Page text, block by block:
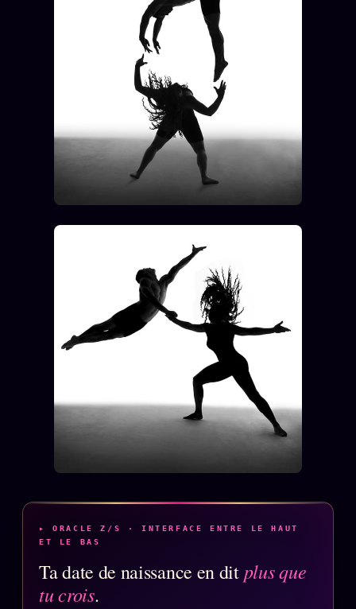
Soumettre un tip
Business
Corrections · Erratum
Mentions légales
▸ ORACLE Z/S · INTERFACE ENTRE LE HAUT
ET LE BAS
Ta date de naissance en dit plus que
tu crois.